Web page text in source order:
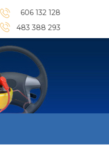
606 132 128
483 388 293